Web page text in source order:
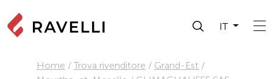
IT
Home / Trova rivenditore / Grand-Est /